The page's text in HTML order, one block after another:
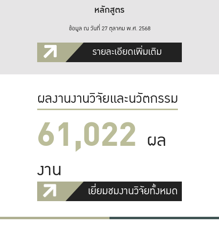
หลักสูตร
ข้อมูล ณ วันที่ 27 ตุลาคม พ.ศ. 2568
รายละเอียดเพิ่มเติม
ผลงานงานวิจัยและนวัตกรรม
61,022 ผล
งาน
เยี่ยมชมงานวิจัยทั้งหมด